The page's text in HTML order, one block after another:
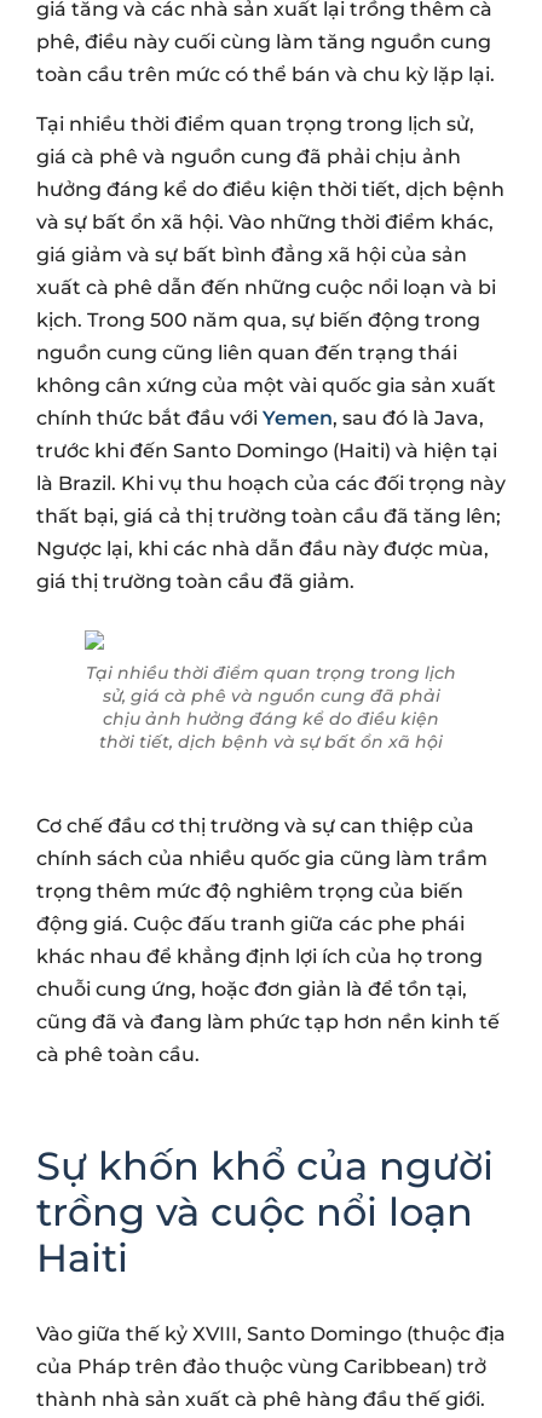
giá tăng và các nhà sản xuất lại trồng thêm cà
phê, điều này cuối cùng làm tăng nguồn cung
toàn cầu trên mức có thể bán và chu kỳ lặp lại.
Tại nhiều thời điểm quan trọng trong lịch sử,
giá cà phê và nguồn cung đã phải chịu ảnh
hưởng đáng kể do điều kiện thời tiết, dịch bệnh
và sự bất ổn xã hội. Vào những thời điểm khác,
giá giảm và sự bất bình đẳng xã hội của sản
xuất cà phê dẫn đến những cuộc nổi loạn và bi
kịch. Trong 500 năm qua, sự biến động trong
nguồn cung cũng liên quan đến trạng thái
không cân xứng của một vài quốc gia sản xuất
chính thức bắt đầu với Yemen, sau đó là Java,
trước khi đến Santo Domingo (Haiti) và hiện tại
là Brazil. Khi vụ thu hoạch của các đối trọng này
thất bại, giá cả thị trường toàn cầu đã tăng lên;
Ngược lại, khi các nhà dẫn đầu này được mùa,
giá thị trường toàn cầu đã giảm.
Tại nhiều thời điểm quan trọng trong lịch
sử, giá cà phê và nguồn cung đã phải
chịu ảnh hưởng đáng kể do điều kiện
thời tiết, dịch bệnh và sự bất ổn xã hội
Cơ chế đầu cơ thị trường và sự can thiệp của
chính sách của nhiều quốc gia cũng làm trầm
trọng thêm mức độ nghiêm trọng của biến
động giá. Cuộc đấu tranh giữa các phe phái
khác nhau để khẳng định lợi ích của họ trong
chuỗi cung ứng, hoặc đơn giản là để tồn tại,
cũng đã và đang làm phức tạp hơn nền kinh tế
cà phê toàn cầu.
Sự khốn khổ của người
trồng và cuộc nổi loạn
Haiti
Vào giữa thế kỷ XVIII, Santo Domingo (thuộc địa
của Pháp trên đảo thuộc vùng Caribbean) trở
thành nhà sản xuất cà phê hàng đầu thế giới.